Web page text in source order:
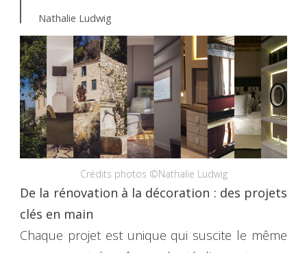
Nathalie Ludwig
Crédits photos ©Nathalie Ludwig
De la rénovation à la décoration : des projets
clés en main
Chaque projet est unique qui suscite le même